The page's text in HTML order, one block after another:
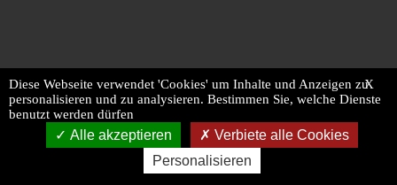
X
Diese Webseite verwendet 'Cookies' um Inhalte und Anzeigen zu
personalisieren und zu analysieren. Bestimmen Sie, welche Dienste
benutzt werden dürfen
Alle akzeptieren
Verbiete alle Cookies
Personalisieren